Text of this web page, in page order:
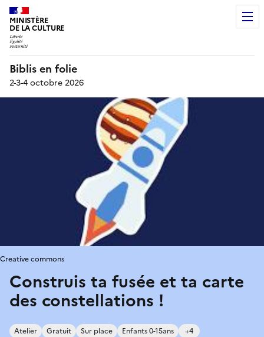
MINISTÈRE
DE LA CULTURE
Biblis en folie
2-3-4 octobre 2026
Construis ta fusée et ta carte
des constellations !
Atelier Gratuit Sur place Enfants 0-15ans +4
Creative commons